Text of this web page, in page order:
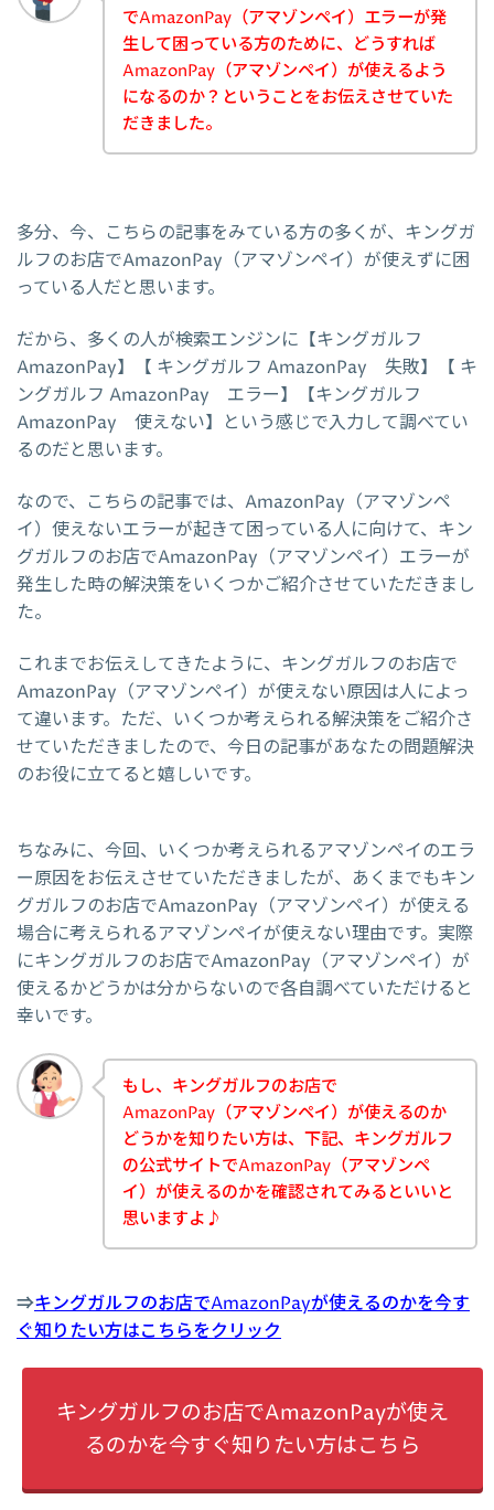
でAmazonPay（アマゾンペイ）エラーが発
生して困っている方のために、どうすれば
AmazonPay（アマゾンペイ）が使えるよう
になるのか？ということをお伝えさせていた
だきました。
多分、今、こちらの記事をみている方の多くが、キングガ
ルフのお店でAmazonPay（アマゾンペイ）が使えずに困
っている人だと思います。
だから、多くの人が検索エンジンに【キングガルフ
AmazonPay】【 キングガルフ AmazonPay 失敗】【 キ
ングガルフ AmazonPay エラー】【キングガルフ
AmazonPay 使えない】という感じで入力して調べてい
るのだと思います。
なので、こちらの記事では、AmazonPay（アマゾンペ
イ）使えないエラーが起きて困っている人に向けて、キン
グガルフのお店でAmazonPay（アマゾンペイ）エラーが
発生した時の解決策をいくつかご紹介させていただきまし
た。
これまでお伝えしてきたように、キングガルフのお店で
AmazonPay（アマゾンペイ）が使えない原因は人によっ
て違います。ただ、いくつか考えられる解決策をご紹介さ
せていただきましたので、今日の記事があなたの問題解決
のお役に立てると嬉しいです。
ちなみに、今回、いくつか考えられるアマゾンペイのエラ
ー原因をお伝えさせていただきましたが、あくまでもキン
グガルフのお店でAmazonPay（アマゾンペイ）が使える
場合に考えられるアマゾンペイが使えない理由です。実際
にキングガルフのお店でAmazonPay（アマゾンペイ）が
使えるかどうかは分からないので各自調べていただけると
幸いです。
もし、キングガルフのお店で
AmazonPay（アマゾンペイ）が使えるのか
どうかを知りたい方は、下記、キングガルフ
の公式サイトでAmazonPay（アマゾンペ
イ）が使えるのかを確認されてみるといいと
思いますよ♪
⇒キングガルフのお店でAmazonPayが使えるのかを今す
ぐ知りたい方はこちらをクリック
キングガルフのお店でAmazonPayが使え
るのかを今すぐ知りたい方はこちら